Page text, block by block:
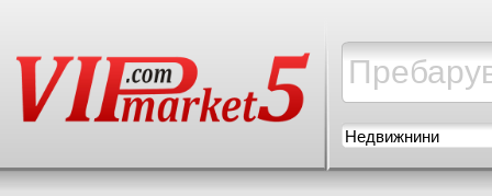
Недвижнини